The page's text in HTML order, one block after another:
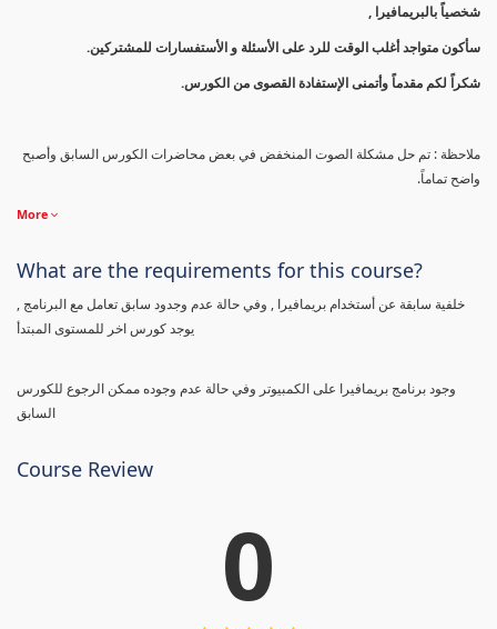
شخصياً بالبريمافيرا ,
سأكون متواجد أغلب الوقت للرد على الأسئلة و الأستفسارات للمشتركين.
شكراً لكم مقدماً وأتمنى الإستفادة القصوى من الكورس.
ملاحظة : تم حل مشكلة الصوت المنخفض في بعض محاضرات الكورس السابق وأصبح
واضح تماماً.
More
What are the requirements for this course?
خلفية سابقة عن أستخدام بريمافيرا , وفي حالة عدم وجدود سابق تعامل مع البرنامج ,
يوجد كورس اخر للمستوى المبتدأ
وجود برنامج بريمافيرا على الكمبيوتر وفي حالة عدم وجوده ممكن الرجوع للكورس
السابق
Course Review
0